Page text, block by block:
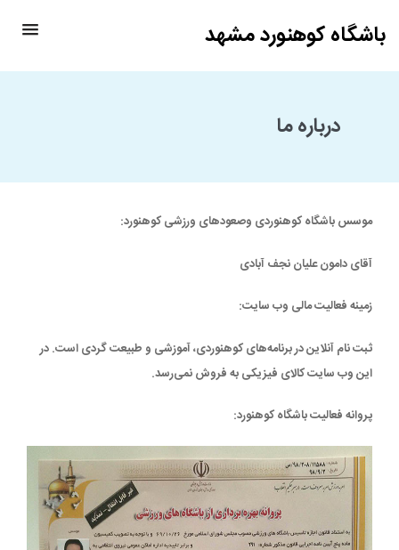
باشگاه کوهنورد مشهد
درباره ما
موسس باشگاه کوهنوردی وصعودهای ورزشی کوهنورد:
آقای دامون علیان نجف آبادی
زمینه فعالیت مالی وب سایت:
ثبت نام آنلاین در برنامه‌های کوهنوردی، آموزشی و طبیعت گردی است. در
این وب سایت کالای فیزیکی به فروش نمی‌رسد.
پروانه فعالیت باشگاه کوهنورد: